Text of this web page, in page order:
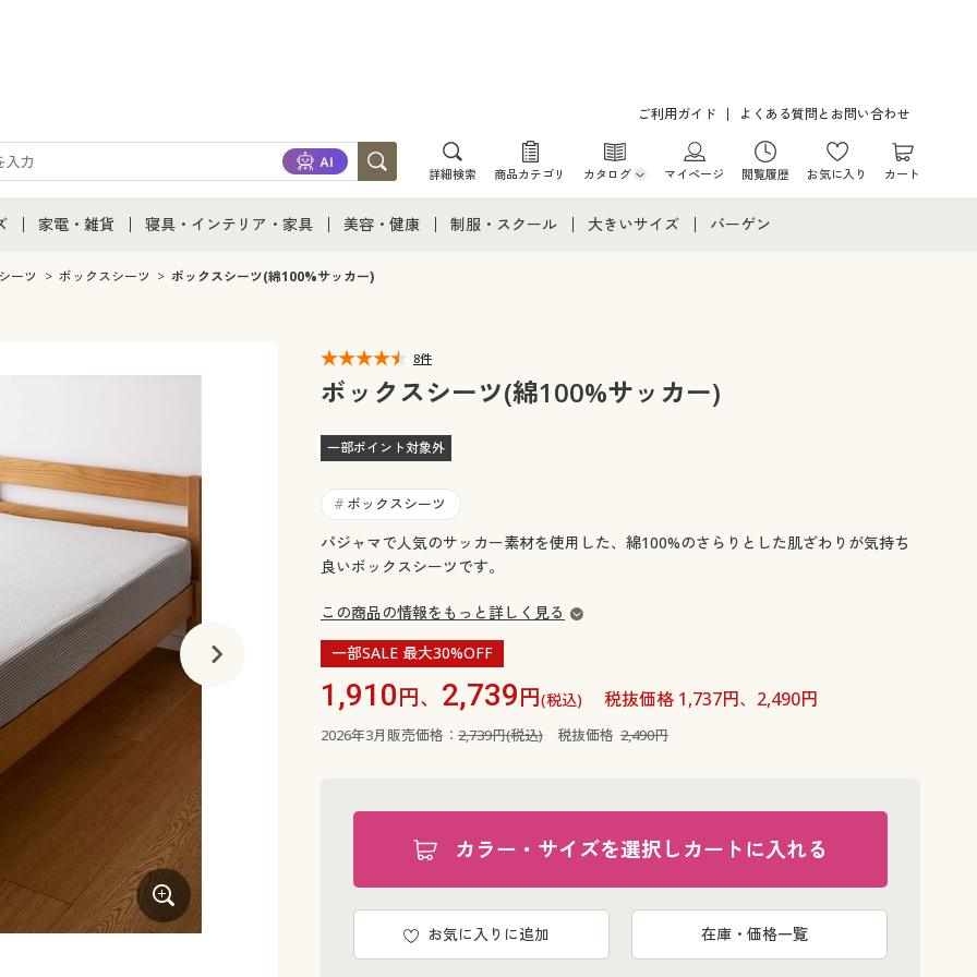
ご利用ガイド よくある質問とお問い合わせ
詳細検索 商品カテゴリ カタログ
カタログ・チラシからのご注文
マイページ 閲覧履歴 お気に入り カート
通販すべて
家電・雑貨
家電・雑貨すべて
キッチン・雑貨・日用品
寝具・インテリア・家具
寝具・インテリア・家具通販すべて
寝具・ベッド
カーテン・ラグ・ファブリック
美容・健康
美容・健康通販すべて
制服・スクール
ジュニア・ティーンズ下着
大きいサイズ
大きいサイズ レディース下着
バーゲン
ーツ ボックスシーツ ボックスシーツ(綿100%サッカー)
8件
ボックスシーツ(綿100%サッカー)
一部ポイント対象外
# ボックスシーツ
パジャマで人気のサッカー素材を使用した、綿100%のさらりとした肌ざわりが気持ち
良いボックスシーツです。
この商品の情報をもっと詳しく見る
一部SALE 最大30%OFF
1,910円、 2,739円(税込) 税抜価格 1,737円、2,490円
2026年3月販売価格： 2,739円(税込) 税抜価格 2,490円
カラー・サイズを選択しカートに入れる
お気に入りに追加 在庫・価格一覧